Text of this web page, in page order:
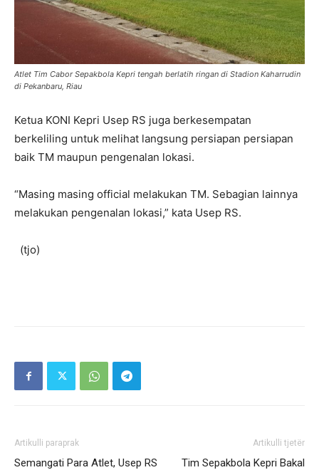
Atlet Tim Cabor Sepakbola Kepri tengah berlatih ringan di Stadion Kaharrudin
di Pekanbaru, Riau
Ketua KONI Kepri Usep RS juga berkesempatan
berkeliling untuk melihat langsung persiapan persiapan
baik TM maupun pengenalan lokasi.
“Masing masing official melakukan TM. Sebagian lainnya
melakukan pengenalan lokasi,” kata Usep RS.
(tjo)
Artikulli paraprak
Semangati Para Atlet, Usep RS
Artikulli tjetër
Tim Sepakbola Kepri Bakal